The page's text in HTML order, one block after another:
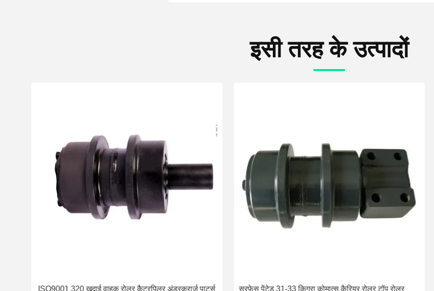
इसी तरह के उत्पादों
ISO9001 320 खुदाई वाहक रोलर कैटरपिलर अंडरकरार्ज पार्ट्स सरफेस पेंटेड 31-33 किग्रा कोमात्सु कैरियर रोलर टॉप रोलर